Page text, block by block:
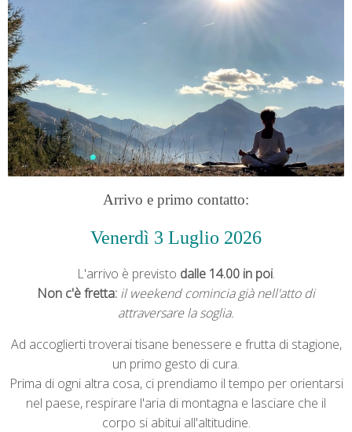
Arrivo e primo contatto:
Venerdì 3 Luglio 2026
L'arrivo è previsto dalle 14.00 in poi.
Non c'è fretta: il weekend comincia già nell'atto di
attraversare la soglia.
Ad accoglierti troverai tisane benessere e frutta di stagione,
un primo gesto di cura.
Prima di ogni altra cosa, ci prendiamo il tempo per orientarsi
nel paese, respirare l'aria di montagna e lasciare che il
corpo si abitui all'altitudine.